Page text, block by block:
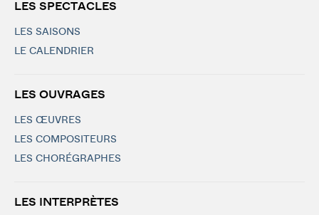
LES SPECTACLES
LES SAISONS
LE CALENDRIER
LES OUVRAGES
LES ŒUVRES
LES COMPOSITEURS
LES CHORÉGRAPHES
LES INTERPRÈTES